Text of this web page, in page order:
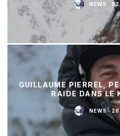
NEWS ·
GUILLAUME PIERREL,
RAIDE DANS LE
NEWS ·